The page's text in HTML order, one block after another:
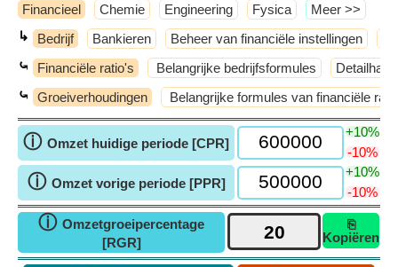
Financieel Chemie Engineering Fysica ​Meer >>
↳ Bedrijf Bankieren Beheer van financiële instellingen
⤿ Financiële ratio's Belangrijke bedrijfsformules
⤿ Groeiverhoudingen Belangrijke formules van financiële
ⓘ Omzet huidige periode [CPR]
+10%
-10%
ⓘ Omzet vorige periode [PPR]
+10%
-10%
ⓘ Omzetgroeipercentage
[RGR]
⎘
Kopiëren